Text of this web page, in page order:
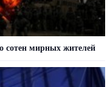
сотен мирных жителей